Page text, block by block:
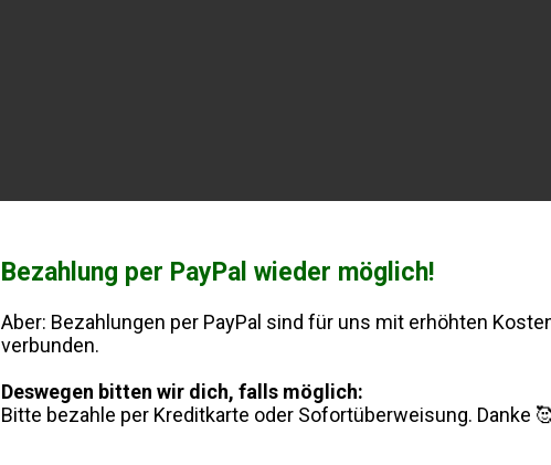
Bezahlung per PayPal wieder möglich!
Aber: Bezahlungen per PayPal sind für uns mit erhöhten
verbunden.
Deswegen bitten wir dich, falls möglich:
Bitte bezahle per Kreditkarte oder Sofortüberweisung. Danke